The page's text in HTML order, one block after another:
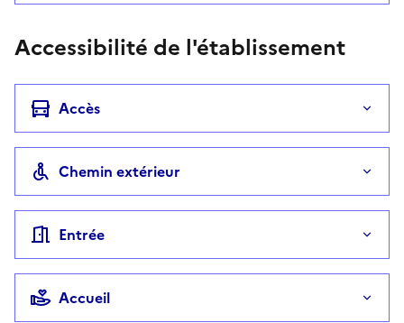
Accessibilité de l'établissement
Accès
Chemin extérieur
Entrée
Accueil